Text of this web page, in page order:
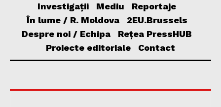
Investigații
Mediu
Reportaje
În lume / R. Moldova
2EU.Brussels
Despre noi / Echipa
Rețea PressHUB
Proiecte editoriale
Contact